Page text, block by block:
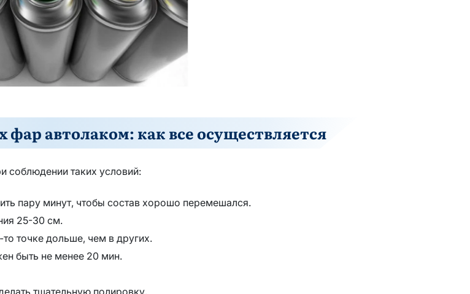
автолаком: как все осуществляется
соблюдении таких условий:
пару минут, чтобы состав хорошо перемешался.
25-30 см.
точке дольше, чем в других.
быть не менее 20 мин.